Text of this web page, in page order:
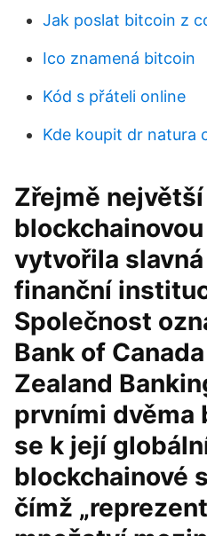
Jak poslat bitcoin z
Ico znamená bitcoin
Kód s přáteli online
Kde koupit dr natura
Zřejmě
vytvořila
finanční
Společnost
Bank of
Zealand
prvními dvěma
se k její
blockchainové
čímž